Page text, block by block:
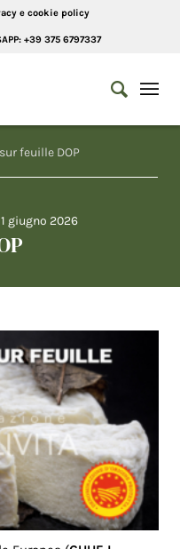
e cookie policy
+39 375 6797337
feuille DOP
giugno 2026